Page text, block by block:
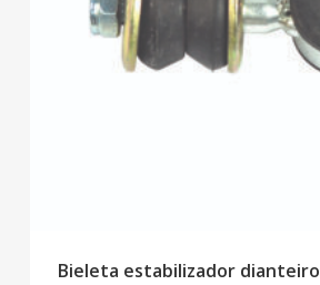
Bieleta estabilizador dianteiro